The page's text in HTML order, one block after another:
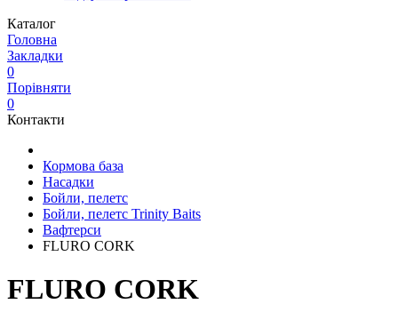
Каталог
Головна
Закладки
0
Порівняти
0
Контакти
Кормова база
Насадки
Бойли, пелетс
Бойли, пелетс Trinity Baits
Вафтерси
FLURO CORK
FLURO CORK